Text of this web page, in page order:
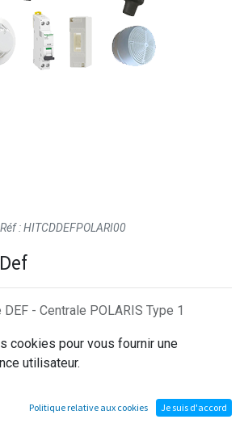
Réf : HITCDDEFPOLARI00
- Centrale POLARIS Type 1
6 zones (Extensible à 10) de marque
thermovélocimétrique ponctuel
cookies pour vous fournir une
utilisateur.
Politique relative aux cookies Je suis d'accord